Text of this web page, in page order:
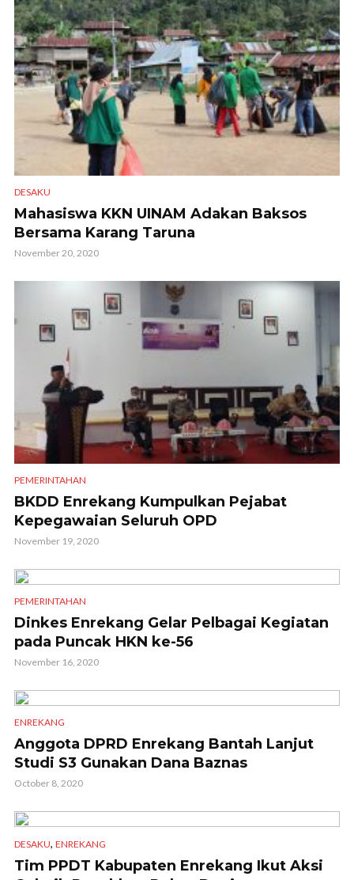
DESAKU
Mahasiswa KKN UINAM Adakan Baksos
Bersama Karang Taruna
November 20, 2020
PEMERINTAHAN
BKDD Enrekang Kumpulkan Pejabat
Kepegawaian Seluruh OPD
November 19, 2020
PEMERINTAHAN
Dinkes Enrekang Gelar Pelbagai Kegiatan
pada Puncak HKN ke-56
November 16, 2020
ENREKANG
Anggota DPRD Enrekang Bantah Lanjut
Studi S3 Gunakan Dana Baznas
October 8, 2020
DESAKU, ENREKANG
Tim PPDT Kabupaten Enrekang Ikut Aksi